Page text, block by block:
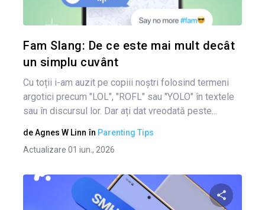
Fam Slang: De ce este mai mult decât
un simplu cuvânt
Cu toții i-am auzit pe copiii noștri folosind termeni
argotici precum "LOL", "ROFL" sau "YOLO" în textele
sau în discursul lor. Dar ați dat vreodată peste...
deAgnes W Linn în Parenting Tips
Actualizare 01 iun., 2026